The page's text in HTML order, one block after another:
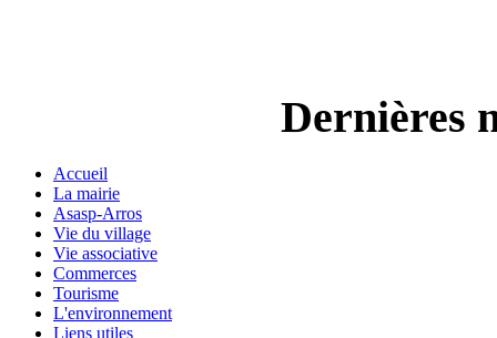
Dernières
Accueil
La mairie
Asasp-Arros
Vie du village
Vie associative
Commerces
Tourisme
L'environnement
Liens utiles